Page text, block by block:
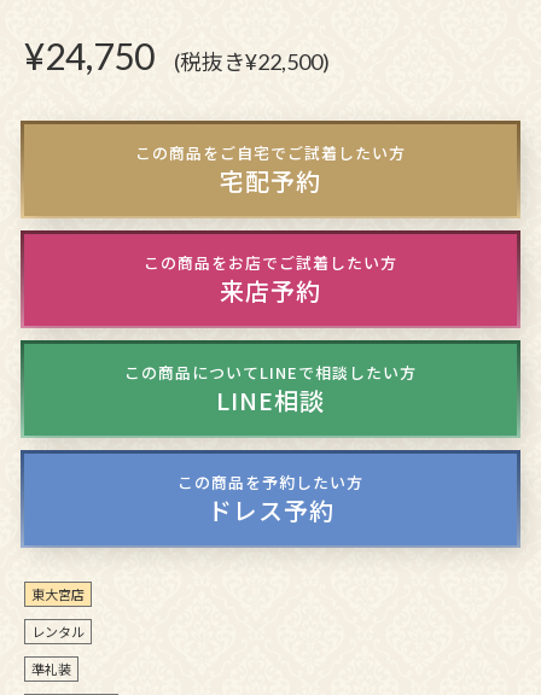
¥24,750 (税抜き¥22,500)
この商品をご自宅でご試着したい方
宅配予約
この商品をお店でご試着したい方
来店予約
この商品についてLINEで相談したい方
LINE相談
この商品を予約したい方
ドレス予約
東大宮店
レンタル
準礼装